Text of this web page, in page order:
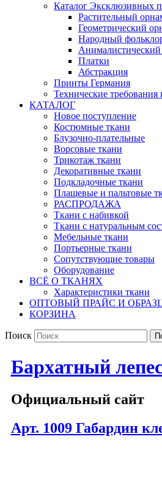
Каталог Эксклюзивных
Растительный
Геометрический
Народный
Платки
Абстракция
Принты Германия
Технические требования
КАТАЛОГ
Новое поступление
Костюмные ткани
Блузочно-плательные
Ворсовые ткани
Трикотаж ткани
Декоративные ткани
Подкладочные ткани
Плащевые и пальтовые
РАСПРОДАЖА
Ткани с набивкой
Ткани с натуральным
Мебельные ткани
Портьерные ткани
Сопутствующие товары
Оборудование
ВСЁ О ТКАНЯХ
Характеристики ткани
ОПТОВЫЙ ПРАЙС И
КОРЗИНА
Поиск
Бархатный
Официальный сайт
Арт. 1009 Габардин